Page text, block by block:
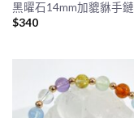
黑曜石14mm加貔貅手鏈
$340